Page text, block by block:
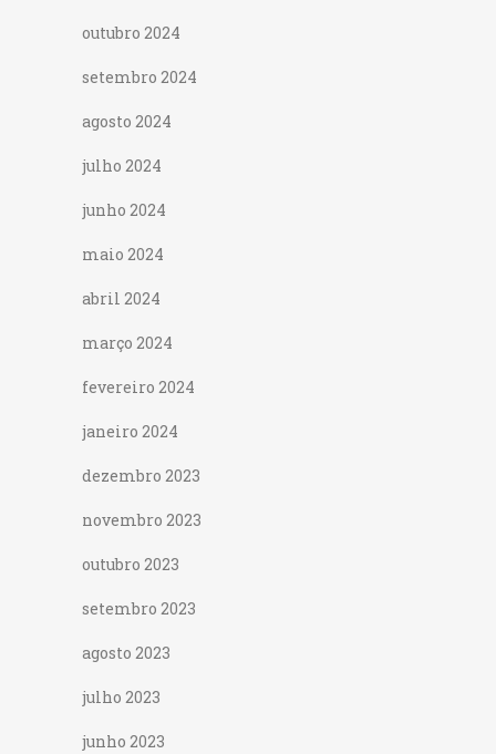
outubro 2024
setembro 2024
agosto 2024
julho 2024
junho 2024
maio 2024
abril 2024
março 2024
fevereiro 2024
janeiro 2024
dezembro 2023
novembro 2023
outubro 2023
setembro 2023
agosto 2023
julho 2023
junho 2023